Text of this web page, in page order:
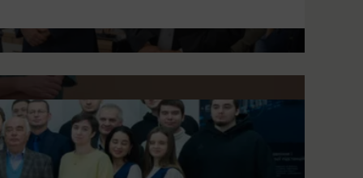
апарат ACUSON Juniper Криворізькій міській